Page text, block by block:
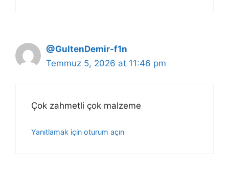
@GultenDemir-f1n
Temmuz 5, 2026 at 11:46 pm
Çok zahmetli çok malzeme
Yanıtlamak için oturum açın